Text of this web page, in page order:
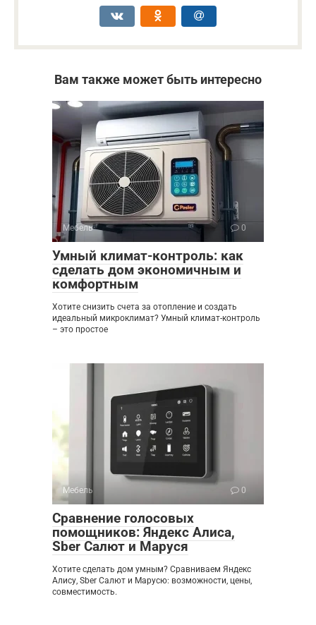
Вам также может быть интересно
Мебель 0
Умный климат-контроль: как
сделать дом экономичным и
комфортным
Хотите снизить счета за отопление и создать
идеальный микроклимат? Умный климат-контроль
– это простое
Мебель 0
Сравнение голосовых
помощников: Яндекс Алиса,
Sber Салют и Маруся
Хотите сделать дом умным? Сравниваем Яндекс
Алису, Sber Салют и Марусю: возможности, цены,
совместимость.